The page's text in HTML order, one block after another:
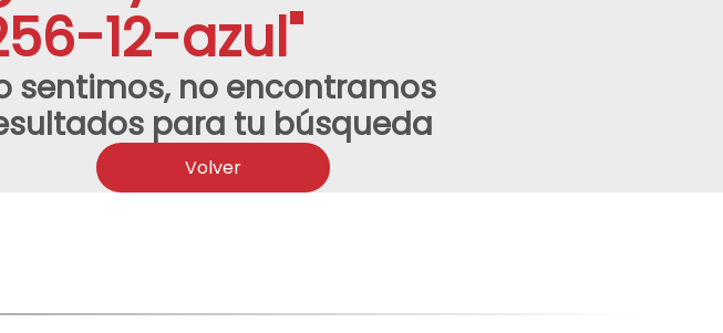
12-azul"
sentimos, no encontramos
para tu búsqueda
Volver